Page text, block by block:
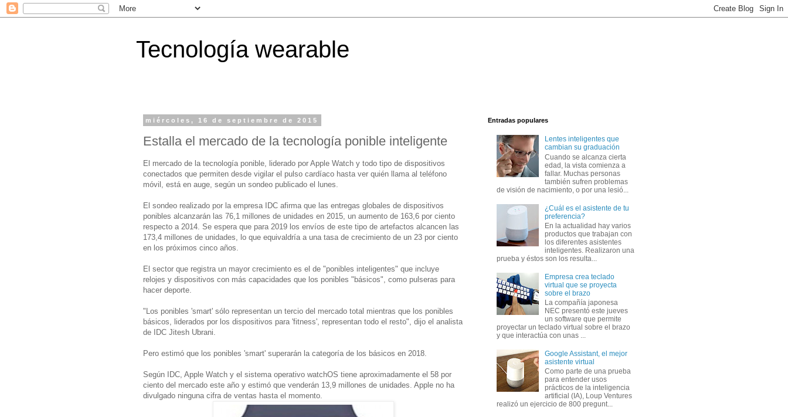
Tecnología wearable
miércoles, 16 de septiembre de 2015
Estalla el mercado de la tecnología ponible inteligente
El mercado de la tecnología ponible, liderado por Apple Watch y todo tipo de dispositivos
conectados que permiten desde vigilar el pulso cardíaco hasta ver quién llama al teléfono
móvil, está en auge, según un sondeo publicado el lunes.
El sondeo realizado por la empresa IDC afirma que las entregas globales de dispositivos
ponibles alcanzarán las 76,1 millones de unidades en 2015, un aumento de 163,6 por ciento
respecto a 2014. Se espera que para 2019 los envíos de este tipo de artefactos alcancen las
173,4 millones de unidades, lo que equivaldría a una tasa de crecimiento de un 23 por ciento
en los próximos cinco años.
El sector que registra un mayor crecimiento es el de "ponibles inteligentes" que incluye
relojes y dispositivos con más capacidades que los ponibles "básicos", como pulseras para
hacer deporte.
"Los ponibles 'smart' sólo representan un tercio del mercado total mientras que los ponibles
básicos, liderados por los dispositivos para 'fitness', representan todo el resto", dijo el analista
de IDC Jitesh Ubrani.
Pero estimó que los ponibles 'smart' superarán la categoría de los básicos en 2018.
Según IDC, Apple Watch y el sistema operativo watchOS tiene aproximadamente el 58 por
ciento del mercado este año y estimó que venderán 13,9 millones de unidades. Apple no ha
divulgado ninguna cifra de ventas hasta el momento.
Entradas populares
Lentes inteligentes que
cambian su graduación
Cuando se alcanza cierta
edad, la vista comienza a
fallar. Muchas personas
también sufren problemas
de visión de nacimiento, o por una lesió...
¿Cuál es el asistente de tu
preferencia?
En la actualidad hay varios
productos que trabajan con
los diferentes asistentes
inteligentes. Realizaron una
prueba y éstos son los resulta...
Empresa crea teclado
virtual que se proyecta
sobre el brazo
La compañía japonesa
NEC presentó este jueves
un software que permite
proyectar un teclado virtual sobre el brazo
y que interactúa con unas ...
Google Assistant, el mejor
asistente virtual
Como parte de una prueba
para entender usos
prácticos de la inteligencia
artificial (IA), Loup Ventures
realizó un ejercicio de 800 pregunt...